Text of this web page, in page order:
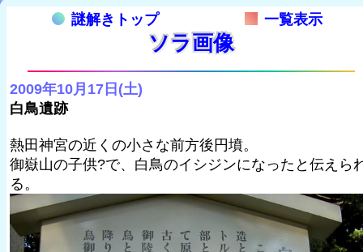
謎解きトップ 一覧表示
ソラ画像
2009年10月17日(土)
白鳥遺跡
熱田神宮の近くの小さな前方後円墳。
御嶽山の子供?で、白鳥のイシジンになったと伝えら
る。